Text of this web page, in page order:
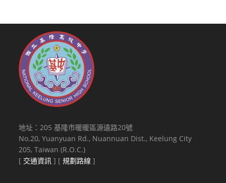
地址：205 基隆市暖暖區源遠路20號
No.20, Yuanyuan Rd., Nuannuan Dist., Keelung City
205, Taiwan (R.O.C.)
[ 交通資訊 ] [規劃路線 ]